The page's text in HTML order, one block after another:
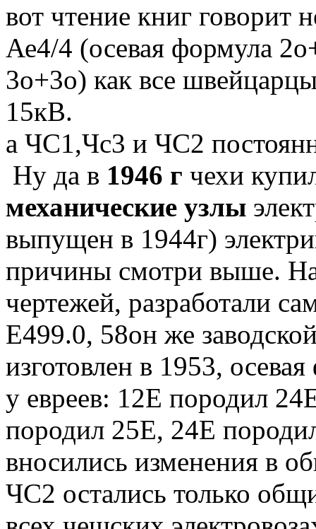
вот чтение книг говорит
Ае4/4 (осевая формула
3о+3о) как все
15кВ.
а ЧС1,Чс3 и ЧС2
Ну да в 1946 г чехи
механические узлы
выпущен в 1944г)
причины смотри выше.
чертежей, разработали
Е499.0, 58он же
изготовлен в 1953,
у евреев: 12Е породил
породил 25Е, 24Е
вносились изменения в
ЧС2 остались только